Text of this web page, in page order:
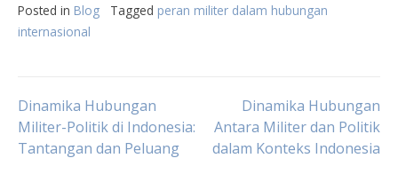
Posted in Blog Tagged peran militer dalam hubungan
internasional
Post
navigation
Dinamika Hubungan
Militer-Politik di Indonesia:
Tantangan dan Peluang
Dinamika Hubungan
Antara Militer dan Politik
dalam Konteks Indonesia